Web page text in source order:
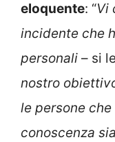
eloquente: “Vi
incidente che
personali – si
nostro
le persone
conoscenza